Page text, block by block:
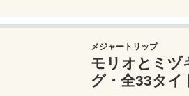
法を知って、現地での
メジャートリップ
モリオとミヅ
グ・全33タイ